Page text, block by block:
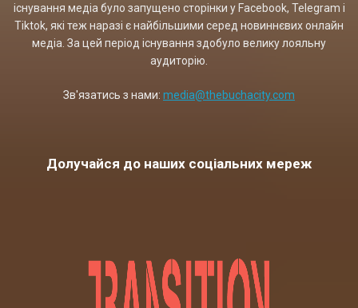
існування медіа було запущено сторінки у Facebook, Telegram і
Tiktok, які теж наразі є найбільшими серед новиннєвих онлайн
медіа. За цей період існування здобуло велику лояльну
аудиторію.
Зв'язатись з нами: media@thebuchacity.com
Долучайся до наших соціальних мереж